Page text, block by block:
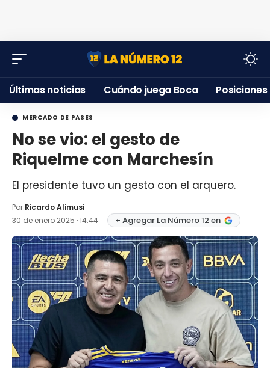
Últimas noticias Cuándo juega Boca Posiciones
MERCADO DE PASES
No se vio: el gesto de
Riquelme con Marchesín
El presidente tuvo un gesto con el arquero.
Por:Ricardo Alimusi
30 de enero 2025 · 14:44
+ Agregar La Número 12 en